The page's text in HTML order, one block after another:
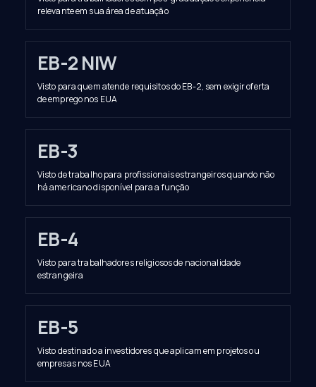
relevante em sua área de atuação
EB-2 NIW
Visto para quem atende requisitos do EB-2, sem exigir oferta
de emprego nos EUA
EB-3
Visto de trabalho para profissionais estrangeiros quando não
há americano disponível para a função
EB-4
Visto para trabalhadores religiosos de nacionalidade
estrangeira
EB-5
Visto destinado a investidores que aplicam em projetos ou
empresas nos EUA